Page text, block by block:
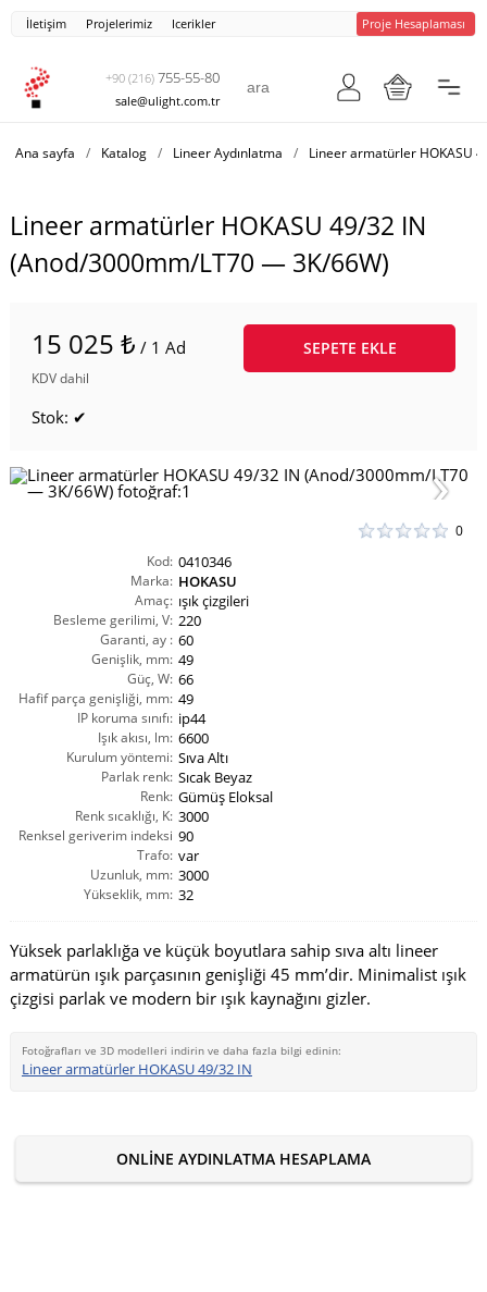
İletişim Projelerimiz Icerikler Proje Hesaplaması
+90 (216) 755-55-80
sale@ulight.com.tr
Ana sayfa / Katalog / Lineer Aydınlatma / Lineer armatürler HOKASU
Lineer armatürler HOKASU 49/32 IN
(Anod/3000mm/LT70 — 3K/66W)
15 025 ₺ / 1 Ad
KDV dahil
SEPETE EKLE
Stok: ✔
0
Kod: 0410346
Marka: HOKASU
Amaç: ışık çizgileri
Besleme gerilimi, V: 220
Garanti, ay : 60
Genişlik, mm: 49
Güç, W: 66
Hafif parça genişliği, mm: 49
IP koruma sınıfı: ip44
Işık akısı, lm: 6600
Kurulum yöntemi: Sıva Altı
Parlak renk: Sıcak Beyaz
Renk: Gümüş Eloksal
Renk sıcaklığı, K: 3000
Renksel geriverim indeksi
CRI(Ra):
90
Trafo: var
Uzunluk, mm: 3000
Yükseklik, mm: 32
Yüksek parlaklığa ve küçük boyutlara sahip sıva altı lineer
armatürün ışık parçasının genişliği 45 mm’dir. Minimalist ışık
çizgisi parlak ve modern bir ışık kaynağını gizler.
Fotoğrafları ve 3D modelleri indirin ve daha fazla bilgi edinin:
Lineer armatürler HOKASU 49/32 IN
ONLINE AYDINLATMA HESAPLAMA